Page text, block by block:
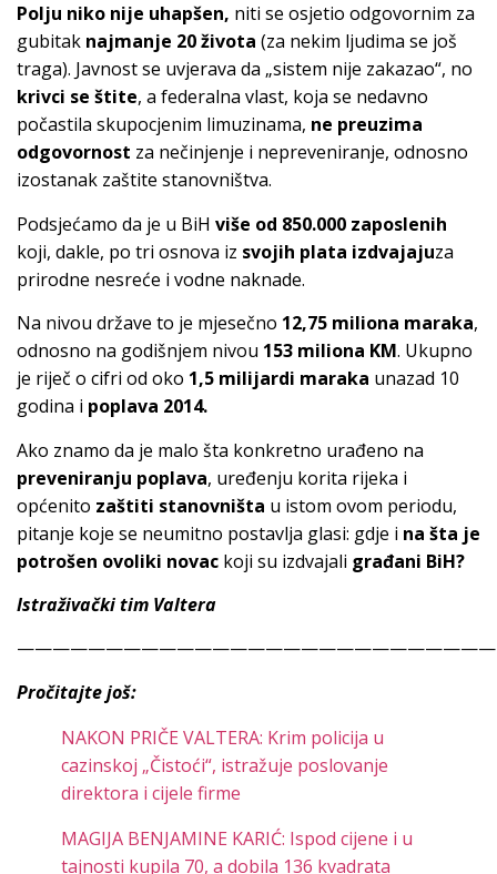
Polju niko nije uhapšen, niti se osjetio odgovornim za
gubitak najmanje 20 života (za nekim ljudima se još
traga). Javnost se uvjerava da „sistem nije zakazao“, no
krivci se štite, a federalna vlast, koja se nedavno
počastila skupocjenim limuzinama, ne preuzima
odgovornost za nečinjenje i nepreveniranje, odnosno
izostanak zaštite stanovništva.
Podsjećamo da je u BiH više od 850.000 zaposlenih
koji, dakle, po tri osnova iz svojih plata izdvajajuza
prirodne nesreće i vodne naknade.
Na nivou države to je mjesečno 12,75 miliona maraka,
odnosno na godišnjem nivou 153 miliona KM. Ukupno
je riječ o cifri od oko 1,5 milijardi maraka unazad 10
godina i poplava 2014.
Ako znamo da je malo šta konkretno urađeno na
preveniranju poplava, uređenju korita rijeka i
općenito zaštiti stanovništa u istom ovom periodu,
pitanje koje se neumitno postavlja glasi: gdje i na šta je
potrošen ovoliki novac koji su izdvajali građani BiH?
Istraživački tim Valtera
Pročitajte još:
NAKON PRIČE VALTERA: Krim policija u
cazinskoj „Čistoći“, istražuje poslovanje
direktora i cijele firme
MAGIJA BENJAMINE KARIĆ: Ispod cijene i u
tajnosti kupila 70, a dobila 136 kvadrata